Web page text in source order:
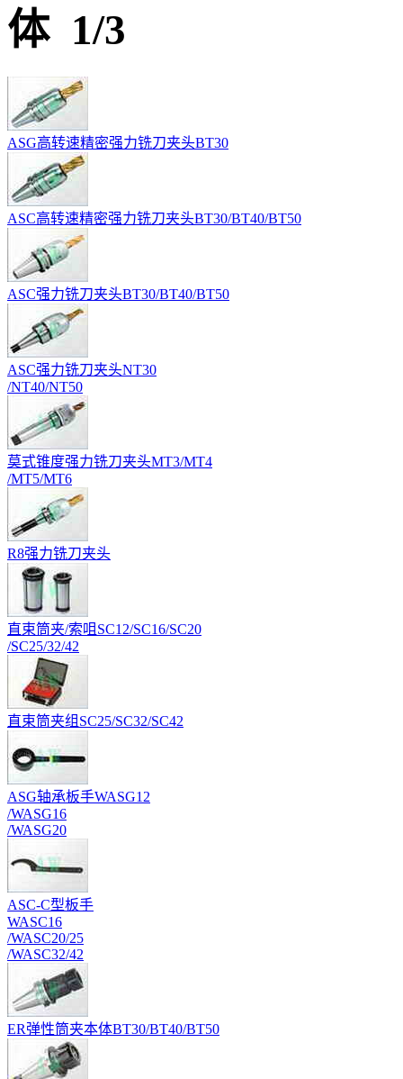
体 1/3
ASG高转速精密强力铣刀夹头BT30
ASC高转速精密强力铣刀夹头BT30/BT40/BT50
ASC强力铣刀夹头BT30/BT40/BT50
ASC强力铣刀夹头NT30
/NT40/NT50
莫式锥度强力铣刀夹头MT3/MT4
/MT5/MT6
R8强力铣刀夹头
直束筒夹/索咀SC12/SC16/SC20
/SC25/32/42
直束筒夹组SC25/SC32/SC42
ASG轴承板手WASG12
/WASG16
/WASG20
ASC-C型板手
WASC16
/WASC20/25
/WASC32/42
ER弹性筒夹本体BT30/BT40/BT50